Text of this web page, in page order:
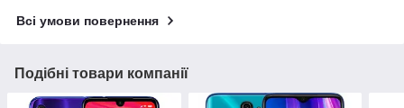
Всі умови повернення
Подібні товари компанії